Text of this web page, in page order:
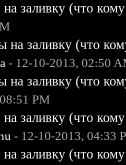
заливку (что
на заливку (что
- 12-10-2013, 02:50
на заливку (что
PM
заливку (что
- 12-10-2013, 04:33
заливку (что